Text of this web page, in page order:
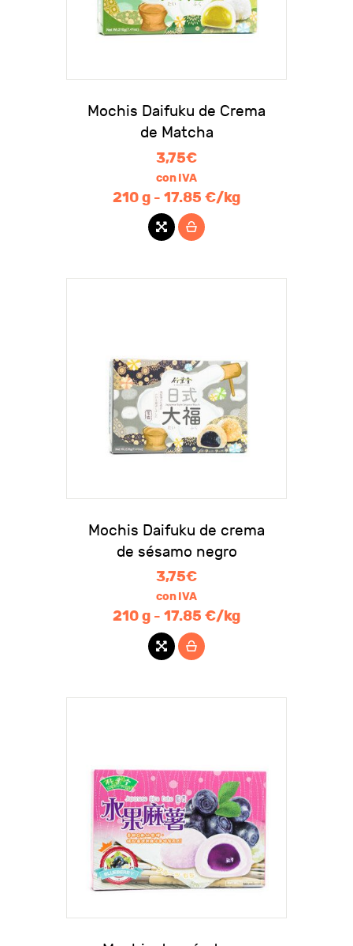
Mochis Daifuku de Crema
de Matcha
3,75€
con IVA
210 g - 17.85 €/kg
Mochis Daifuku de crema
de sésamo negro
3,75€
con IVA
210 g - 17.85 €/kg